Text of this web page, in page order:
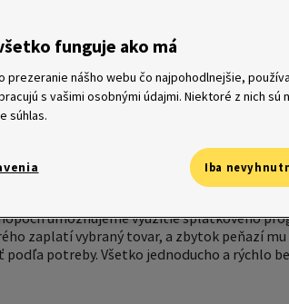
Splátkový program v rámci
umožňujeme využitie splátkového
zaplatí vybraný tovar, a zbytok peňazí
podľa potreby. Všetko jednoducho a rýchlo
funguje ako má
prezeranie nášho webu čo najpohodlnejšie,
s vašimi osobnými údajmi. Niektoré z nich sú
súhlas.
Iba